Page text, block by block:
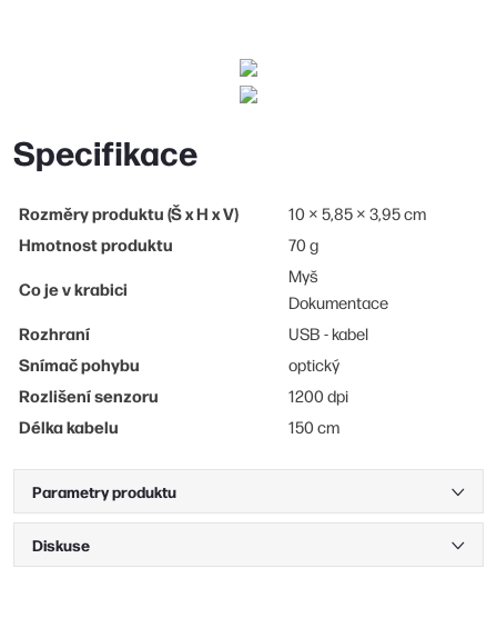
Specifikace
Rozměry produktu (Š x H x V) 10 × 5,85 × 3,95 cm
Hmotnost produktu 70 g
Co je v krabici
Myš
Dokumentace
Rozhraní USB - kabel
Snímač pohybu optický
Rozlišení senzoru 1200 dpi
Délka kabelu 150 cm
Parametry produktu
Diskuse